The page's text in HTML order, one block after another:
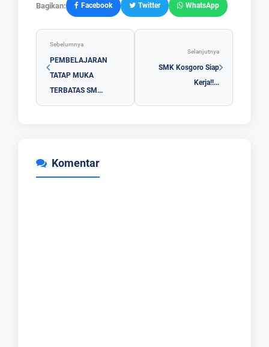
Bagikan: Facebook Twitter WhatsApp
Sebelumnya
PEMBELAJARAN
TATAP MUKA
TERBATAS SM...
Selanjutnya
SMK Kosgoro Siap
Kerja!!...
Komentar